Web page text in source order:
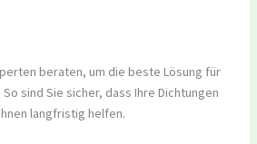
beraten, um die beste Lösung für
sind Sie sicher, dass Ihre Dichtungen
langfristig helfen.